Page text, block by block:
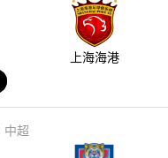
上海海港
中超